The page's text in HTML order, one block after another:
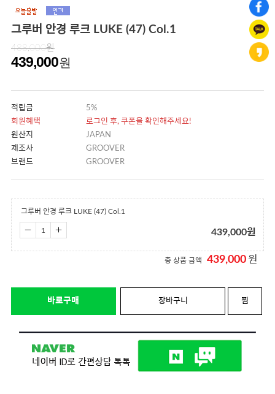
그루버 안경 루크 LUKE (47) Col.1
488,000원
439,000원
적립금
5%
회원혜택
로그인 후, 쿠폰을 확인해주세요!
원산지
JAPAN
제조사
GROOVER
브랜드
GROOVER
그루버 안경 루크 LUKE (47) Col.1
439,000원
총 상품 금액 439,000 원
바로구매 장바구니 찜